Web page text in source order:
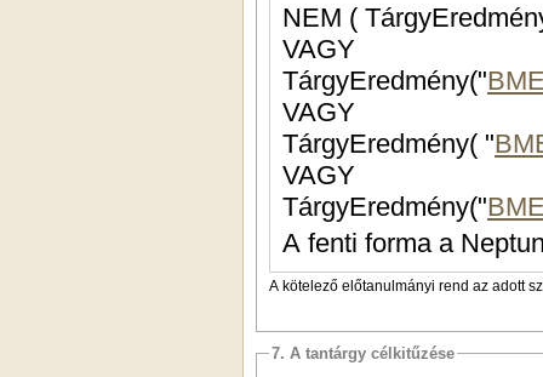
NEM (
VAGY
TárgyEredmény("
VAGY
TárgyEredmény( "
VAGY
TárgyEredmény("
A fenti forma a
A kötelező előtanulmányi rend az adott
7. A tantárgy célkitűzése